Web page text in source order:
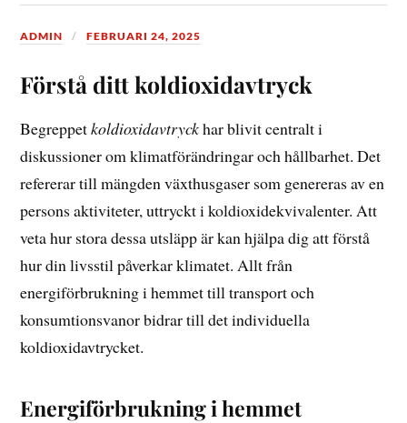
ADMIN FEBRUARI 24, 2025
Förstå ditt koldioxidavtryck
Begreppetkoldioxidavtryckhar blivit centralt i
diskussioner om klimatförändringar och hållbarhet. Det
refererar till mängden växthusgaser som genereras av en
persons aktiviteter, uttryckt i koldioxidekvivalenter. Att
veta hur stora dessa utsläpp är kan hjälpa dig att förstå
hur din livsstil påverkar klimatet. Allt från
energiförbrukning i hemmet till transport och
konsumtionsvanor bidrar till det individuella
koldioxidavtrycket.
Energiförbrukning i hemmet